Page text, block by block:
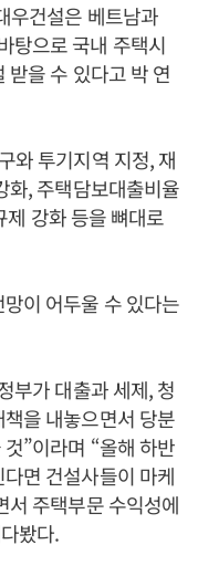
우건설은 베트남과
탕으로 국내 주택시
받을 수 있다고 박 연
와 투기지역 지정, 재
화, 주택담보대출비율
제 강화 등을 뼈대로
이 어두울 수 있다는
부가 대출과 세제, 청
을 내놓으면서 당분
”이라며 “올해 하반
면 건설사들이 마케
서 주택부문 수익성에
봤다.